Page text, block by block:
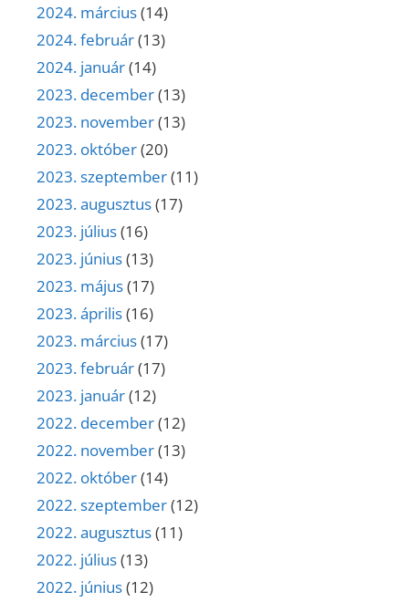
2024. március(14)
2024. február(13)
2024. január(14)
2023. december(13)
2023. november(13)
2023. október(20)
2023. szeptember(11)
2023. augusztus(17)
2023. július(16)
2023. június(13)
2023. május(17)
2023. április(16)
2023. március(17)
2023. február(17)
2023. január(12)
2022. december(12)
2022. november(13)
2022. október(14)
2022. szeptember(12)
2022. augusztus(11)
2022. július(13)
2022. június(12)